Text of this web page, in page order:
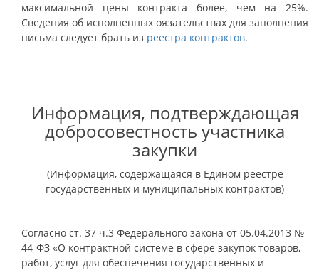
максимальной цены контракта более, чем на 25%.
Сведения об исполненных оязательствах для заполнения
письма следует брать из реестра контрактов.
Информация, подтверждающая
добросовестность участника
закупки
(Информация, содержащаяся в Едином реестре
государственных и муниципальных контрактов)
Согласно ст. 37 ч.3 Федерального закона от 05.04.2013 №
44-ФЗ «О контрактной системе в сфере закупок товаров,
работ, услуг для обеспечения государственных и